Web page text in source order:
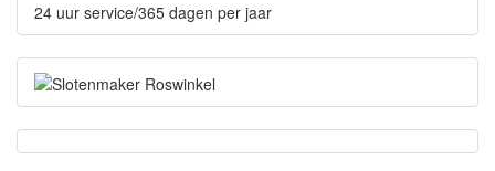
24 uur service/365 dagen per jaar